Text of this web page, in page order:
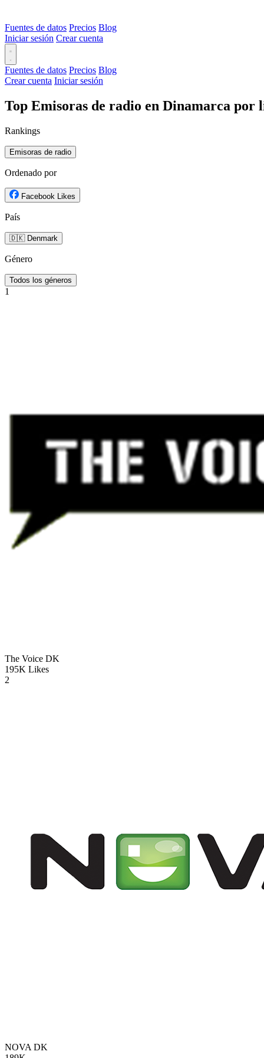
Fuentes de datos Precios Blog
Iniciar sesión Crear cuenta
Fuentes de datos Precios Blog
Crear cuenta Iniciar sesión
Top Emisoras de radio en Dinamarca por
Rankings
Emisoras de radio
Ordenado por
Facebook Likes
País
🇩🇰 Denmark
Género
Todos los géneros
1
The Voice DK
195K Likes
2
NOVA DK